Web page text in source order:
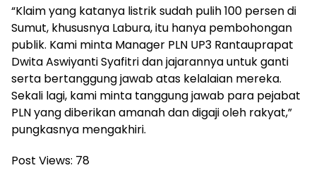
“Klaim yang katanya listrik sudah pulih 100 persen di
Sumut, khususnya Labura, itu hanya pembohongan
publik. Kami minta Manager PLN UP3 Rantauprapat
Dwita Aswiyanti Syafitri dan jajarannya untuk ganti
serta bertanggung jawab atas kelalaian mereka.
Sekali lagi, kami minta tanggung jawab para pejabat
PLN yang diberikan amanah dan digaji oleh rakyat,”
pungkasnya mengakhiri.
Post Views: 78